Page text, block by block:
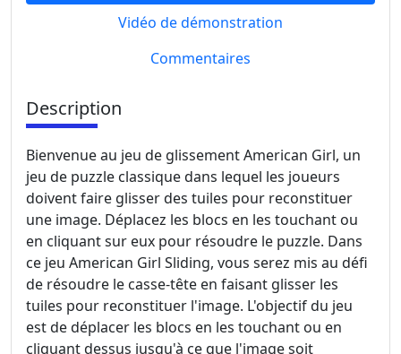
Vidéo de démonstration
Commentaires
Description
Bienvenue au jeu de glissement American Girl, un
jeu de puzzle classique dans lequel les joueurs
doivent faire glisser des tuiles pour reconstituer
une image. Déplacez les blocs en les touchant ou
en cliquant sur eux pour résoudre le puzzle. Dans
ce jeu American Girl Sliding, vous serez mis au défi
de résoudre le casse-tête en faisant glisser les
tuiles pour reconstituer l'image. L'objectif du jeu
est de déplacer les blocs en les touchant ou en
cliquant dessus jusqu'à ce que l'image soit